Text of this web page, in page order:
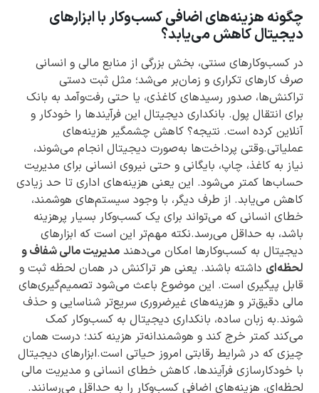
چگونه هزینه‌های اضافی کسب‌وکار با ابزارهای
دیجیتال کاهش می‌یابد؟
در کسب‌وکارهای سنتی، بخش بزرگی از منابع مالی و انسانی
صرف کارهای تکراری و زمان‌بر می‌شد؛ مثل ثبت دستی
تراکنش‌ها، صدور رسیدهای کاغذی، یا حتی رفت‌وآمد به بانک
برای انتقال پول. بانکداری دیجیتال این فرآیندها را خودکار و
آنلاین کرده است. نتیجه؟ کاهش چشمگیر هزینه‌های
عملیاتی.وقتی پرداخت‌ها به‌صورت دیجیتال انجام می‌شوند،
نیاز به کاغذ، چاپ، بایگانی و حتی نیروی انسانی برای مدیریت
حساب‌ها کمتر می‌شود. این یعنی هزینه‌های اداری تا حد زیادی
کاهش می‌یابد. از طرف دیگر، با وجود سیستم‌های هوشمند،
خطای انسانی که می‌تواند برای یک کسب‌وکار بسیار پرهزینه
باشد، به حداقل می‌رسد.نکته مهم‌تر این است که ابزارهای
دیجیتال به کسب‌وکارها امکان می‌دهند مدیریت مالی شفاف و
لحظه‌ای داشته باشند. یعنی هر تراکنش در همان لحظه ثبت و
قابل پیگیری است. این موضوع باعث می‌شود تصمیم‌گیری‌های
مالی دقیق‌تر و هزینه‌های غیرضروری سریع‌تر شناسایی و حذف
شوند.به زبان ساده، بانکداری دیجیتال به کسب‌وکار کمک
می‌کند کمتر خرج کند و هوشمندانه‌تر هزینه کند؛ درست همان
چیزی که در شرایط رقابتی امروز حیاتی است.ابزارهای دیجیتال
با خودکارسازی فرآیندها، کاهش خطای انسانی و مدیریت مالی
لحظه‌ای، هزینه‌های اضافی کسب‌وکار را به حداقل می‌رسانند.